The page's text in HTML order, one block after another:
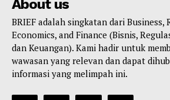
About us
BRIEF adalah singkatan dari Business,
Economics, and Finance (Bisnis,
dan Keuangan). Kami hadir untuk
wawasan yang relevan dan dapat
informasi yang melimpah ini.